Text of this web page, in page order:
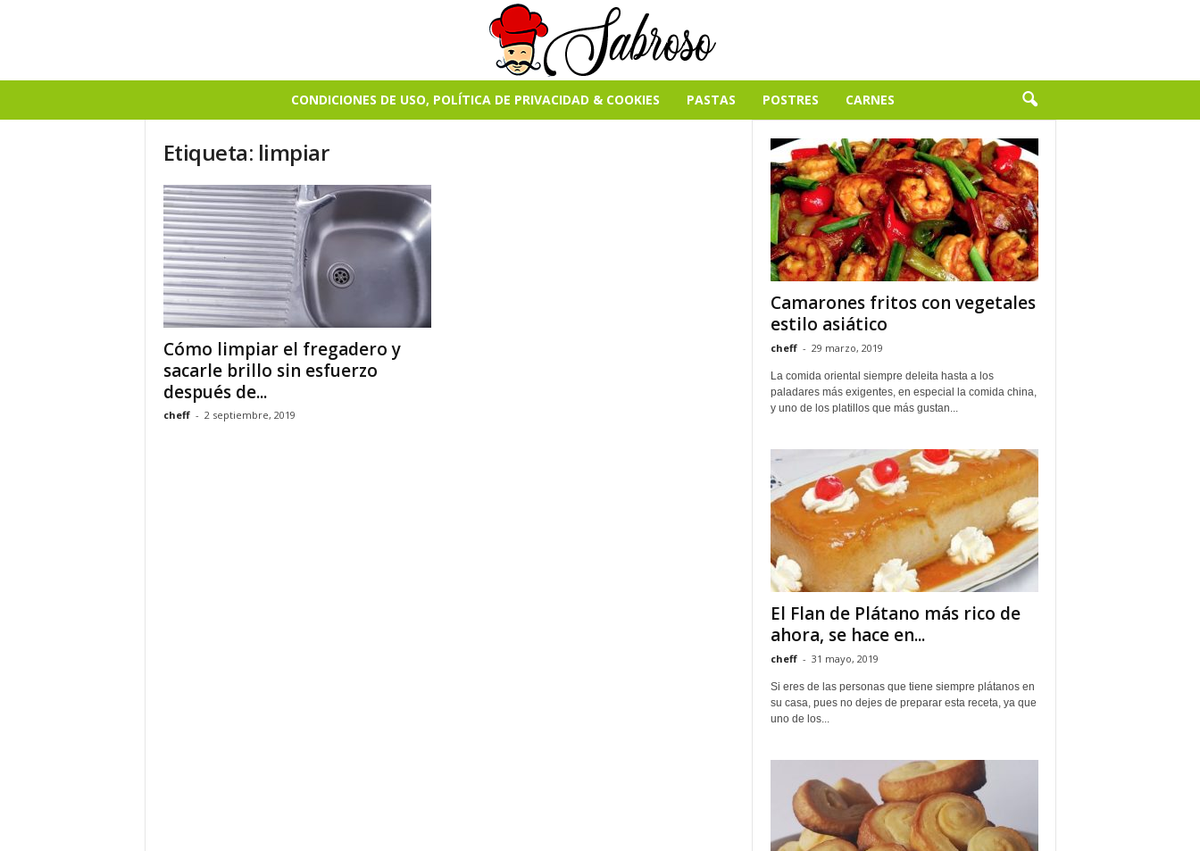
CONDICIONES DE USO, POLÍTICA DE PRIVACIDAD & COOKIES PASTAS POSTRES CARNES
Etiqueta: limpiar
Cómo limpiar el fregadero y
sacarle brillo sin esfuerzo
después de...
cheff - 2 septiembre, 2019
Camarones fritos con vegetales
estilo asiático
cheff - 29 marzo, 2019
La comida oriental siempre deleita hasta a los
paladares más exigentes, en especial la comida china,
y uno de los platillos que más gustan...
El Flan de Plátano más rico de
ahora, se hace en...
cheff - 31 mayo, 2019
Si eres de las personas que tiene siempre plátanos en
su casa, pues no dejes de preparar esta receta, ya que
uno de los...